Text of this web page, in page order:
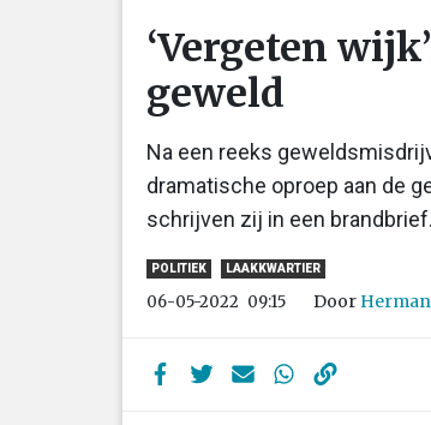
‘Vergeten
geweld
Na een reeks
dramatische oproep aan de
schrijven zij in een brandbrief.
POLITIEK LAAKKWARTIER
06-05-2022 09:15 Door